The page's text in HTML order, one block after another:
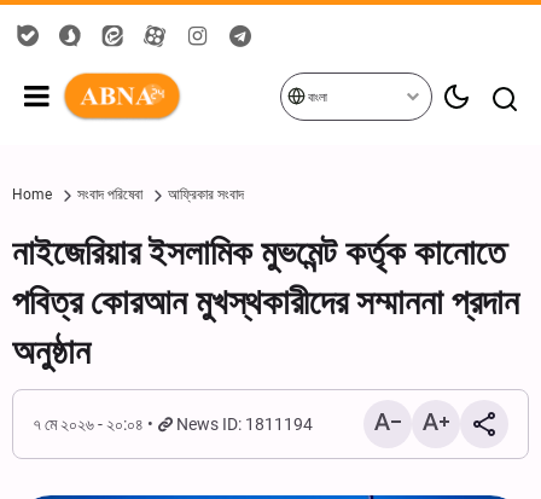
বাংলা
Home সংবাদ পরিষেবা আফ্রিকার সংবাদ
নাইজেরিয়ার ইসলামিক মুভমেন্ট কর্তৃক কানোতে
পবিত্র কোরআন মুখস্থকারীদের সম্মাননা প্রদান
অনুষ্ঠান
৭ মে ২০২৬ - ২০:০৪ News ID: 1811194